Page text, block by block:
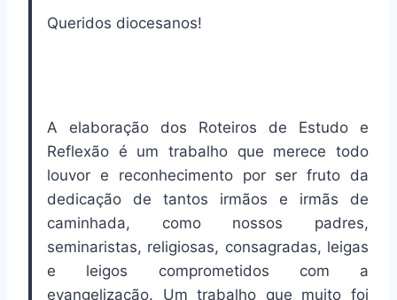
Queridos diocesanos!
A elaboração dos Roteiros de Estudo e
Reflexão é um trabalho que merece todo
louvor e reconhecimento por ser fruto da
dedicação de tantos irmãos e irmãs de
caminhada, como nossos padres,
seminaristas, religiosas, consagradas, leigas
e leigos comprometidos com a
evangelização. Um trabalho que muito foi